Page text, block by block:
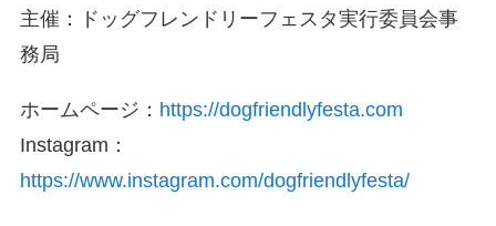
主催：ドッグフレンドリーフェスタ実行委員会事
務局
ホームページ： https://dogfriendlyfesta.com
Instagram：
https://www.instagram.com/dogfriendlyfesta/